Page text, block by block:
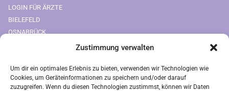
Zustimmung verwalten
Um dir ein optimales Erlebnis zu bieten, verwenden wir Technologien wie
Cookies, um Geräteinformationen zu speichern und/oder darauf
zuzugreifen. Wenn du diesen Technologien zustimmst, können wir Daten
LOGIN FÜR ÄRZTE
BIELEFELD
OSNABRÜCK
FREIUMSCHLAG AUSDRUCKEN